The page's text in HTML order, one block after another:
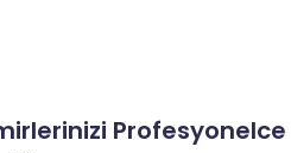
Profesyonelce